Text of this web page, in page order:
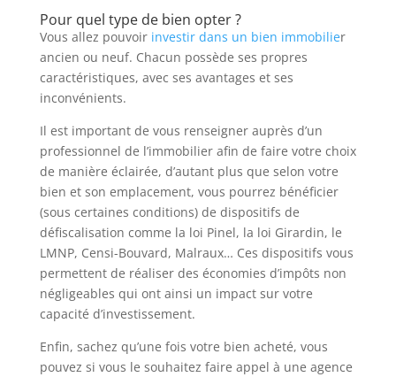
Pour quel type de bien opter ?
Vous allez pouvoir investir dans un bien immobilier
ancien ou neuf. Chacun possède ses propres
caractéristiques, avec ses avantages et ses
inconvénients.
Il est important de vous renseigner auprès d’un
professionnel de l’immobilier afin de faire votre choix
de manière éclairée, d’autant plus que selon votre
bien et son emplacement, vous pourrez bénéficier
(sous certaines conditions) de dispositifs de
défiscalisation comme la loi Pinel, la loi Girardin, le
LMNP, Censi-Bouvard, Malraux… Ces dispositifs vous
permettent de réaliser des économies d’impôts non
négligeables qui ont ainsi un impact sur votre
capacité d’investissement.
Enfin, sachez qu’une fois votre bien acheté, vous
pouvez si vous le souhaitez faire appel à une agence